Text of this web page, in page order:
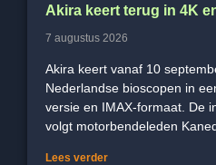
Akira keert terug in 4K
7 augustus 2026
Akira keert vanaf 10
Nederlandse bioscopen in
versie en IMAX-formaat. De
volgt motorbendeleden
Lees verder